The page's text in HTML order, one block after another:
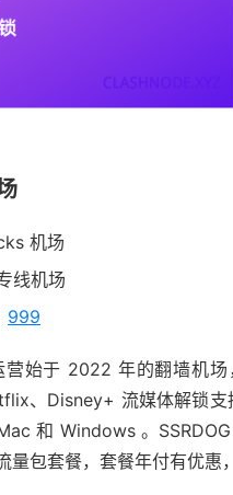
机场
线机场
999
营始于 2022 年的翻墙机
、Disney+ 流媒体解锁支
和 Windows 。
量包套餐，套餐年付有优惠